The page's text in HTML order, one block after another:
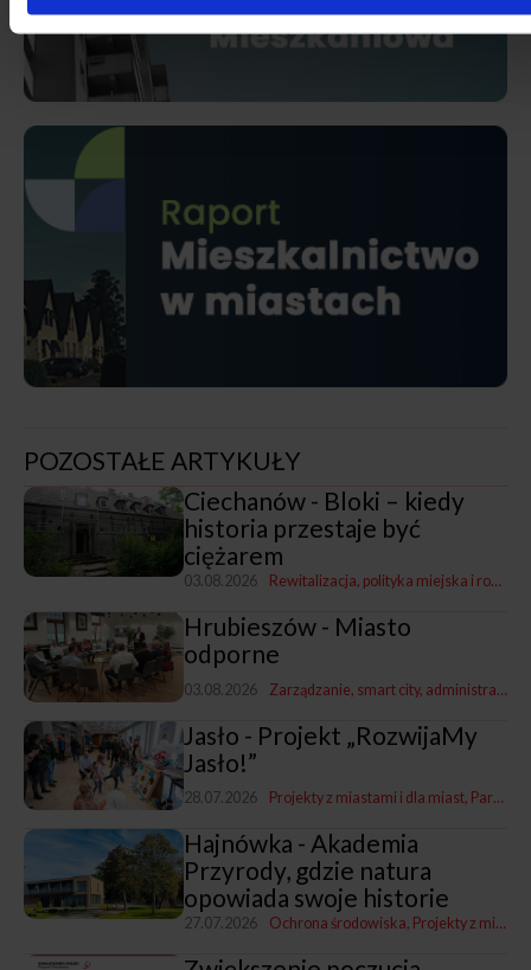
POZOSTAŁE ARTYKUŁY
Ciechanów - Bloki – kiedy
historia przestaje być
ciężarem
03.08.2026 Rewitalizacja, polityka miejska i rozwój
Hrubieszów - Miasto
odporne
03.08.2026 Zarządzanie, smart city, administracja
Jasło - Projekt „RozwijaMy
Jasło!”
28.07.2026 Projekty z miastami i dla miast Partycypacja społeczna
Hajnówka - Akademia
Przyrody, gdzie natura
opowiada swoje historie
27.07.2026 Ochrona środowiska Projekty z miastami i dla miast